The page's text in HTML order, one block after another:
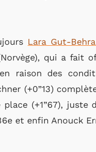
Lara Gut-
qui a fait
raison des
(+0”13)
(+1”67), juste
et enfin Anouck